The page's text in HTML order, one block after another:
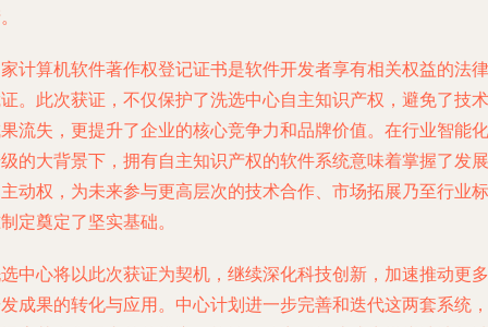
计算机软件著作权登记证书是软件开发者享有相关权益的法律
。此次获证，不仅保护了洗选中心自主知识产权，避免了技术
流失，更提升了企业的核心竞争力和品牌价值。在行业智能化
的大背景下，拥有自主知识产权的软件系统意味着掌握了发展
动权，为未来参与更高层次的技术合作、市场拓展乃至行业标
定奠定了坚实基础。
中心将以此次获证为契机，继续深化科技创新，加速推动更多
成果的转化与应用。中心计划进一步完善和迭代这两套系统，